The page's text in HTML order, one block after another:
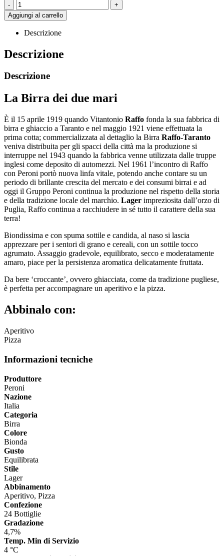
-
+
Aggiungi al carrello
Descrizione
Descrizione
Descrizione
La Birra dei due mari
È il 15 aprile 1919 quando Vitantonio Raffo fonda la sua fabbrica di
birra e ghiaccio a Taranto e nel maggio 1921 viene effettuata la
prima cotta; commercializzata al dettaglio la Birra Raffo-Taranto
veniva distribuita per gli spacci della città ma la produzione si
interruppe nel 1943 quando la fabbrica venne utilizzata dalle truppe
inglesi come deposito di automezzi. Nel 1961 l’incontro di Raffo
con Peroni portò nuova linfa vitale, potendo anche contare su un
periodo di brillante crescita del mercato e dei consumi birrai e ad
oggi il Gruppo Peroni continua la produzione nel rispetto della storia
e della tradizione locale del marchio. Lager impreziosita dall’orzo di
Puglia, Raffo continua a racchiudere in sé tutto il carattere della sua
terra!
Biondissima e con spuma sottile e candida, al naso si lascia
apprezzare per i sentori di grano e cereali, con un sottile tocco
agrumato. Assaggio gradevole, equilibrato, secco e moderatamente
amaro, piace per la persistenza aromatica delicatamente fruttata.
Da bere ‘croccante’, ovvero ghiacciata, come da tradizione pugliese,
è perfetta per accompagnare un aperitivo e la pizza.
Abbinalo con:
Aperitivo
Pizza
Informazioni tecniche
Produttore
Peroni
Nazione
Italia
Categoria
Birra
Colore
Bionda
Gusto
Equilibrata
Stile
Lager
Abbinamento
Aperitivo, Pizza
Confezione
24 Bottiglie
Gradazione
4,7%
Temp. Min di Servizio
4 °C